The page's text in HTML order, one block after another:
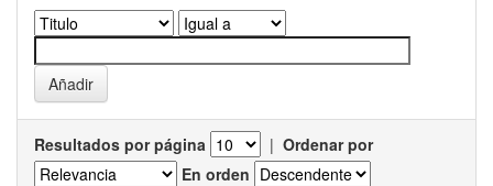
Resultados por página | Ordenar por
En orden